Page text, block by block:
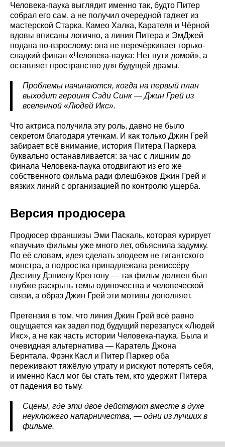
Человека-паука выглядит именно так, будто Питер
собрал его сам, а не получил очередной гаджет из
мастерской Старка. Камео Халка, Карателя и Чёрной
вдовы вписаны логично, а линия Питера и ЭмДжей
подана по-взрослому: она не перечёркивает горько-
сладкий финал «Человека-паука: Нет пути домой», а
оставляет пространство для будущей драмы.
Проблемы начинаются, когда на первый план
выходит героиня Сэди Синк — Джин Грей из
вселенной «Людей Икс».
Что актриса получила эту роль, давно не было
секретом благодаря утечкам. И как только Джин Грей
забирает всё внимание, история Питера Паркера
буквально останавливается: за час с лишним до
финала Человека-паука отодвигают из его же
собственного фильма ради флешбэков Джин Грей и
вязких линий с организацией по контролю ущерба.
Версия продюсера
Продюсер франшизы Эми Паскаль, которая курирует
«паучьи» фильмы уже много лет, объяснила задумку.
По её словам, идея сделать злодеем не гигантского
монстра, а подростка принадлежала режиссёру
Дестину Дэниелу Креттону — так фильм должен был
глубже раскрыть темы одиночества и человеческой
связи, а образ Джин Грей эти мотивы дополняет.
Претензия в том, что линия Джин Грей всё равно
ощущается как задел под будущий перезапуск «Людей
Икс», а не как часть истории Человека-паука. Была и
очевидная альтернатива — Каратель Джона
Бернтала. Фрэнк Касл и Питер Паркер оба
переживают тяжёлую утрату и рискуют потерять себя,
и именно Касл мог бы стать тем, кто удержит Питера
от падения во тьму.
Сцены, где эти двое действуют вместе в духе
неуклюжего напарничества, — одни из лучших в
фильме.